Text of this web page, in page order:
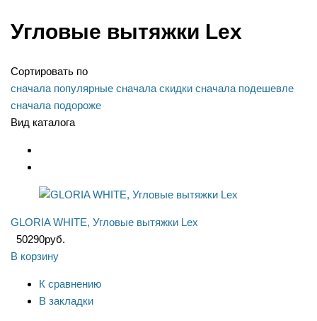
Угловые вытяжки Lex
Сортировать по
сначала популярные сначала скидки сначала подешевле
сначала подороже
Вид каталога
GLORIA WHITE, Угловые вытяжки Lex
50290руб.
В корзину
К сравнению
В закладки